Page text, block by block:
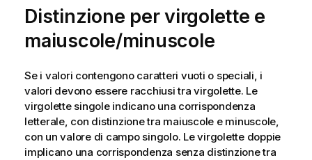
Distinzione per virgolette e
maiuscole/minuscole
Se i valori contengono caratteri vuoti o speciali, i
valori devono essere racchiusi tra virgolette. Le
virgolette singole indicano una corrispondenza
letterale, con distinzione tra maiuscole e minuscole,
con un valore di campo singolo. Le virgolette doppie
implicano una corrispondenza senza distinzione tra